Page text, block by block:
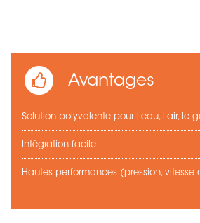
Avantages
Solution polyvalente pour l'eau, l'air, le
Intégration facile
Hautes performances (pression, vitesse